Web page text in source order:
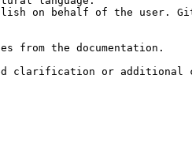
on behalf of the user.
from the documentation.
clarification or